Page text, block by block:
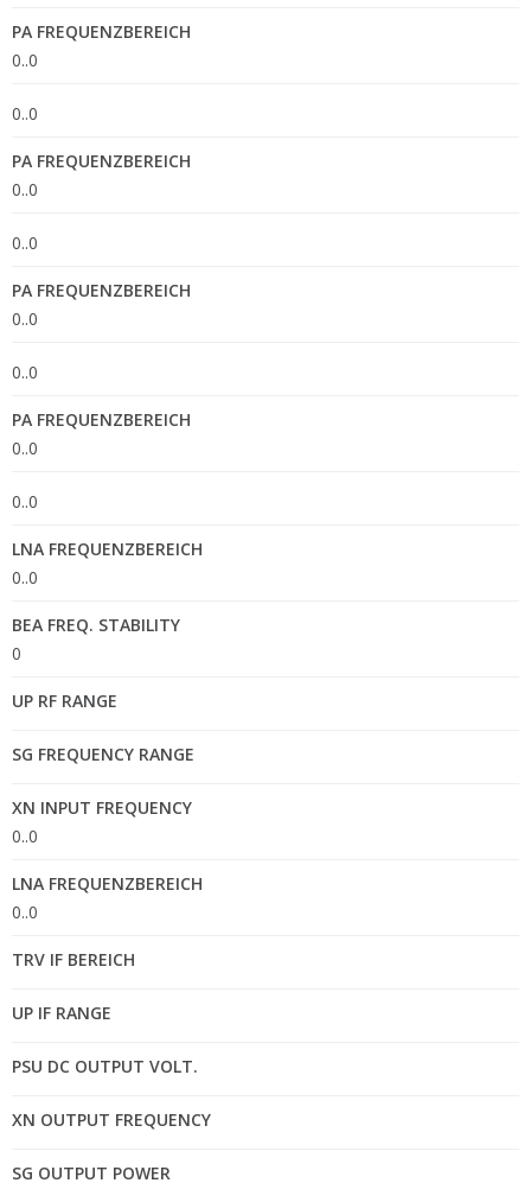
PA FREQUENZBEREICH
0..0
0..0
PA FREQUENZBEREICH
0..0
0..0
PA FREQUENZBEREICH
0..0
0..0
PA FREQUENZBEREICH
0..0
0..0
LNA FREQUENZBEREICH
0..0
BEA FREQ. STABILITY
0
UP RF RANGE
SG FREQUENCY RANGE
XN INPUT FREQUENCY
0..0
LNA FREQUENZBEREICH
0..0
TRV IF BEREICH
UP IF RANGE
PSU DC OUTPUT VOLT.
XN OUTPUT FREQUENCY
SG OUTPUT POWER